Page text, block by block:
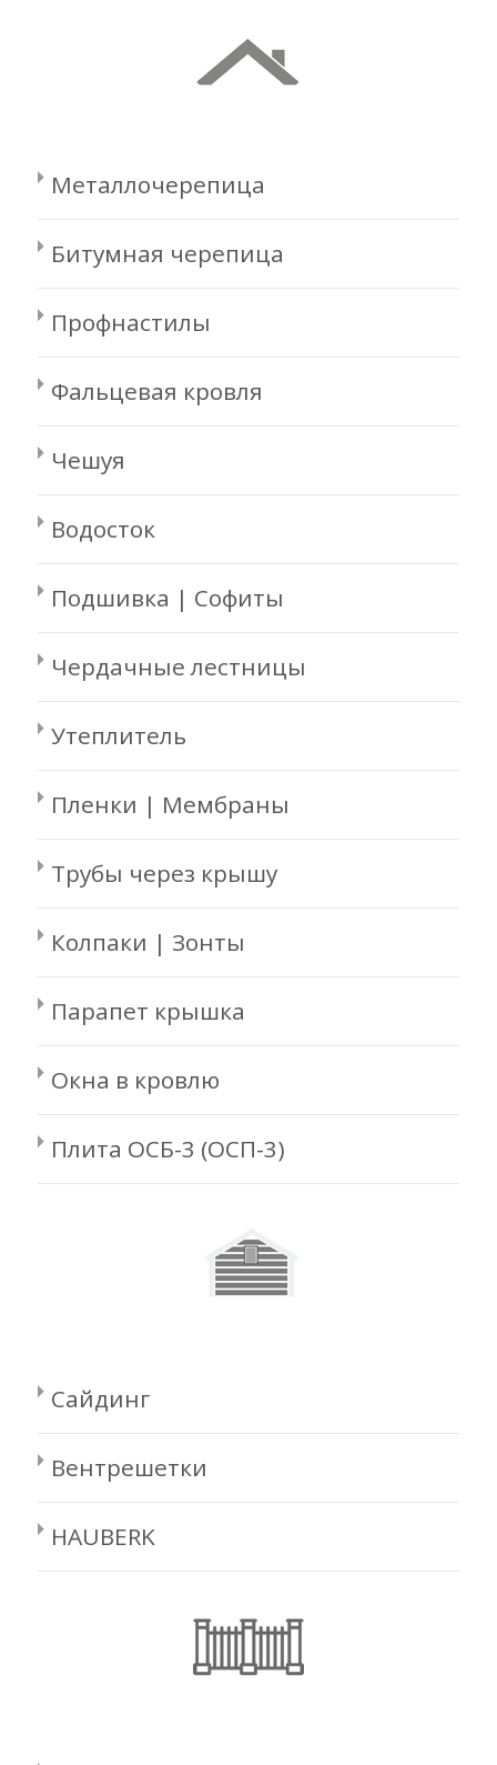
Металлочерепица
Битумная черепица
Профнастилы
Фальцевая кровля
Чешуя
Водосток
Подшивка | Софиты
Чердачные лестницы
Утеплитель
Пленки | Мембраны
Трубы через крышу
Колпаки | Зонты
Парапет крышка
Окна в кровлю
Плита ОСБ-3 (ОСП-3)
Сайдинг
Вентрешетки
HAUBERK